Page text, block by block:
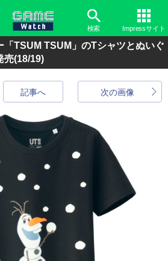
検索 Impressサイト
「TSUM TSUM」のTシャツとぬいぐ
売(18/19)
次の画像
記事へ